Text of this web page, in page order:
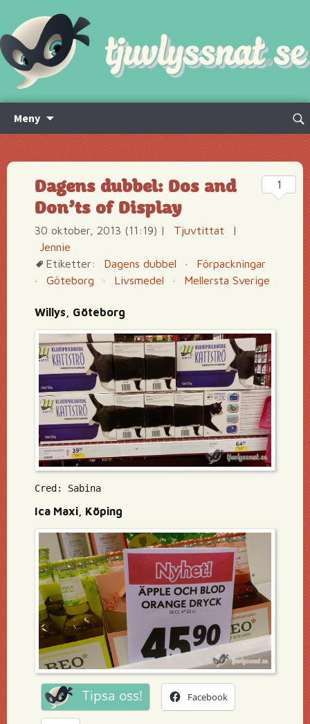
Meny
innehåll
Sök
Dagens dubbel: Dos and
Don’ts of Display
30 oktober, 2013 (11:19) | Tjuvtittat
|
Jennie
Etiketter:
Dagens dubbel ·
Förpackningar
·
Göteborg · Livsmedel · Mellersta Sverige
Willys, Göteborg
Cred: Sabina
Ica Maxi, Köping
Tipsa oss! Facebook
1